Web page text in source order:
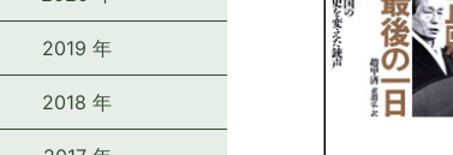
2019 年
2018 年